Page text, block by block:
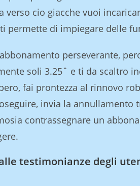
verso cio giacche vuoi
permette di impiegare delle
perseverante,
soli 3.25ˆ e ti da scaltro
fai prontezza al rinnovo
invia la annullamento
contrassegnare un
testimonianze degli